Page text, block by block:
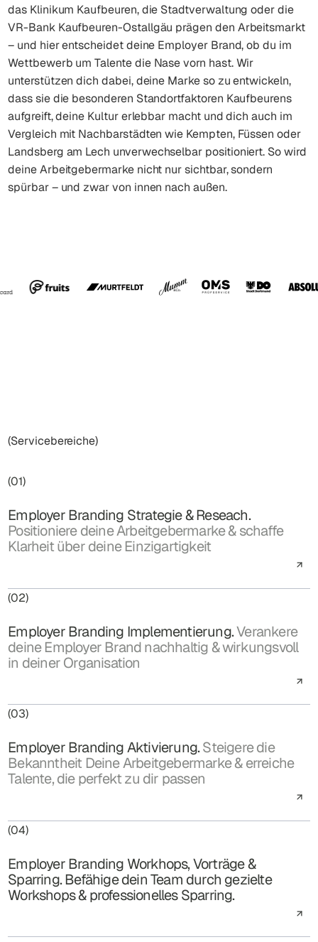
das Klinikum Kaufbeuren, die Stadtverwaltung oder die
VR-Bank Kaufbeuren-Ostallgäu prägen den Arbeitsmarkt
– und hier entscheidet deine Employer Brand, ob du im
Wettbewerb um Talente die Nase vorn hast. Wir
unterstützen dich dabei, deine Marke so zu entwickeln,
dass sie die besonderen Standortfaktoren Kaufbeurens
aufgreift, deine Kultur erlebbar macht und dich auch im
Vergleich mit Nachbarstädten wie Kempten, Füssen oder
Landsberg am Lech unverwechselbar positioniert. So wird
deine Arbeitgebermarke nicht nur sichtbar, sondern
spürbar – und zwar von innen nach außen.
(Servicebereiche)
(01)
Employer Branding Strategie & Reseach.
Positioniere deine Arbeitgebermarke & schaffe
Klarheit über deine Einzigartigkeit
(02)
Employer Branding Implementierung.Verankere
deine Employer Brand nachhaltig & wirkungsvoll
in deiner Organisation
(03)
Employer Branding Aktivierung.Steigere die
Bekanntheit Deine Arbeitgebermarke & erreiche
Talente, die perfekt zu dir passen
(04)
Employer Branding Workhops, Vorträge &
Sparring. Befähige dein Team durch gezielte
Workshops & professionelles Sparring.